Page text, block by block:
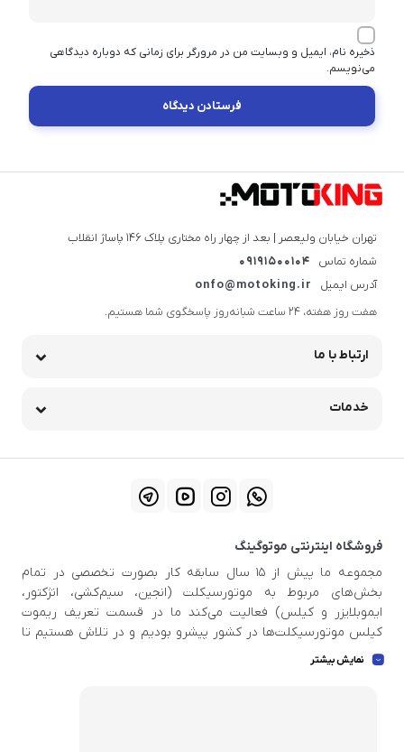
ذخیره نام، ایمیل و وبسایت من در مرورگر برای زمانی که دوباره دیدگاهی
می‌نویسم.
تهران خیابان ولیعصر | بعد از چهار راه مختاری پلاک ۱۴۶ پاساژ انقلاب
شماره تماس
09191500104
آدرس ایمیل
onfo@motoking.ir
هفت روز هفته، ۲۴ ساعت شبانه‌روز پاسخگوی شما هستیم.
ارتباط با ما
خدمات
فروشگاه اینترنتی موتوگینگ
مجموعه ما پیش از ۱۵ سال سابقه کار بصورت تخصصی در تمام
بخش‌های مربوط به موتورسیکلت (انجین، سیم‌کشی، انژکتور،
ایموبلایزر و کیلس) فعالیت می‌کند ما در قسمت تعریف ریموت
کیلس موتورسیکلت‌ها در کشور پیشرو بودیم و در تلاش هستیم تا
اطلاعات بروزی در دست داشته باشید تا بتوانیم خدمات استاندار و
نمایش بیشتر